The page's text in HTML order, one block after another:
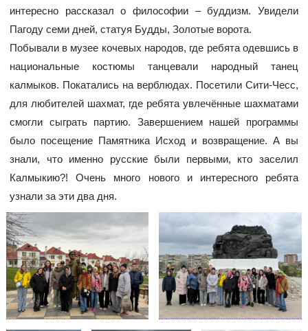
интересно рассказал о философии – буддизм. Увидели
Пагоду семи дней, статуя Будды, Золотые ворота.
Побывали в музее кочевых народов, где ребята одевшись в
национальные костюмы танцевали народный танец
калмыков. Покатались на верблюдах. Посетили Сити-Чесс,
для любителей шахмат, где ребята увлечённые шахматами
смогли сыграть партию. Завершением нашей программы
было посещение Памятника Исход и возвращение. А вы
знали, что именно русские были первыми, кто заселил
Калмыкию?! Очень много нового и интересного ребята
узнали за эти два дня.